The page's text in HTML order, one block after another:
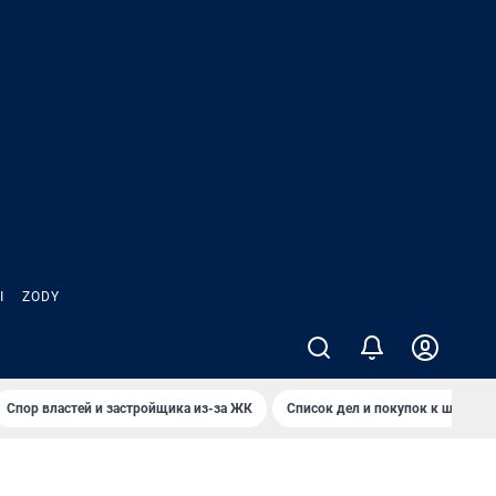
ZODY
Спор властей и застройщика из-за ЖК Список дел и покупок к школе